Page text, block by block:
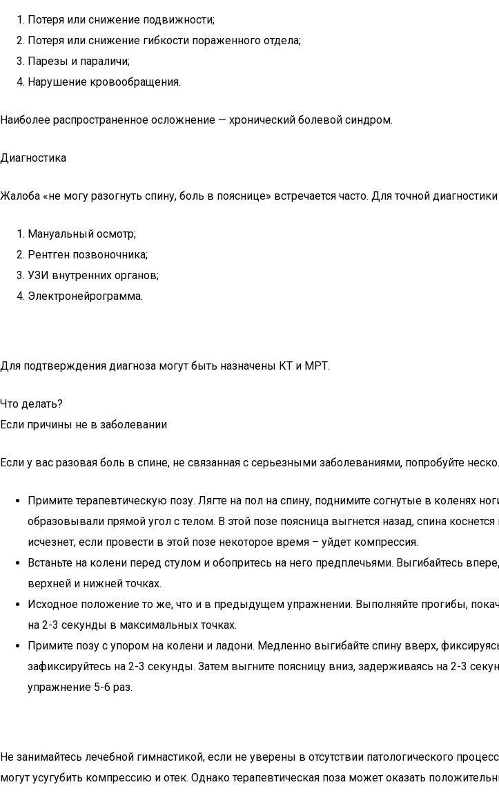
Потеря или снижение подвижности;
Потеря или снижение гибкости пораженного отдела;
Парезы и параличи;
Нарушение кровообращения.
Наиболее распространенное осложнение — хронический болевой синдром.
Диагностика
Жалоба «не могу разогнуть спину, боль в пояснице» встречается часто. Для точной
Мануальный осмотр;
Рентген позвоночника;
УЗИ внутренних органов;
Электронейрограмма.
Для подтверждения диагноза могут быть назначены КТ и МРТ.
Что делать?
Если причины не в заболевании
Если у вас разовая боль в спине, не связанная с серьезными заболеваниями, попробуйте
Примите терапевтическую позу. Лягте на пол на спину, поднимите согнутые в коленях
образовывали прямой угол с телом. В этой позе поясница выгнется назад, спина
исчезнет, если провести в этой позе некоторое время – уйдет компрессия.
Встаньте на колени перед стулом и обопритесь на него предплечьями. Выгибайтесь
верхней и нижней точках.
Исходное положение то же, что и в предыдущем упражнении. Выполняйте прогибы,
на 2-3 секунды в максимальных точках.
Примите позу с упором на колени и ладони. Медленно выгибайте спину вверх,
зафиксируйтесь на 2-3 секунды. Затем выгните поясницу вниз, задерживаясь на 2-3
упражнение 5-6 раз.
Не занимайтесь лечебной гимнастикой, если не уверены в отсутствии патологического
могут усугубить компрессию и отек. Однако терапевтическая поза может оказать